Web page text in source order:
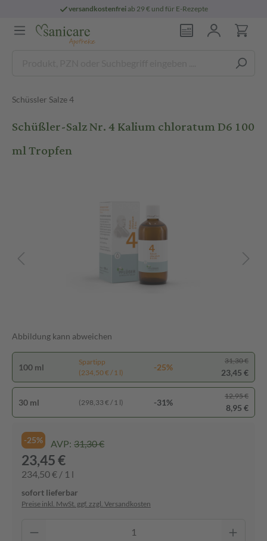
versandkostenfreiab 29 € und für E-Rezepte
Schüssler Salze 4
Schüßler-Salz Nr. 4 Kalium chloratum D6 100
ml Tropfen
Abbildung kann abweichen
100 ml
Spartipp
(234,50 € / 1 l)
-25%
31,30 €
23,45 €
30 ml (298,33 € / 1 l) -31%
12,95 €
8,95 €
-25% AVP: 31,30 €
23,45 €
234,50 € / 1 l
sofort lieferbar
Preise inkl. MwSt. ggf. zzgl. Versandkosten